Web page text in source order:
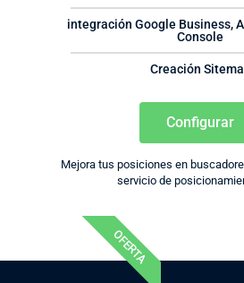
integración Google Business,
Console
Creación
Configurar
Mejora tus posiciones en
servicio de
OFERTA